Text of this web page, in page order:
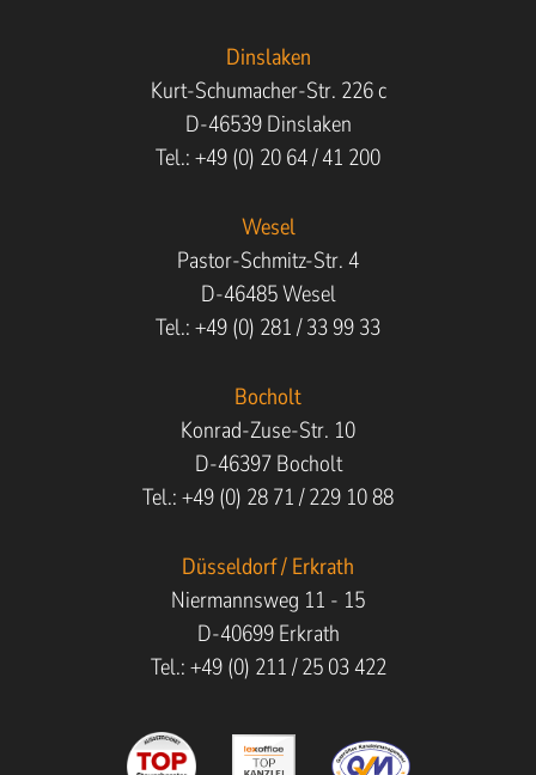
Dinslaken
Kurt-Schumacher-Str. 226 c
D-46539 Dinslaken
Tel.: +49 (0) 20 64 / 41 200
Wesel
Pastor-Schmitz-Str. 4
D-46485 Wesel
Tel.: +49 (0) 281 / 33 99 33
Bocholt
Konrad-Zuse-Str. 10
D-46397 Bocholt
Tel.: +49 (0) 28 71 / 229 10 88
Düsseldorf / Erkrath
Niermannsweg 11 - 15
D-40699 Erkrath
Tel.: +49 (0) 211 / 25 03 422